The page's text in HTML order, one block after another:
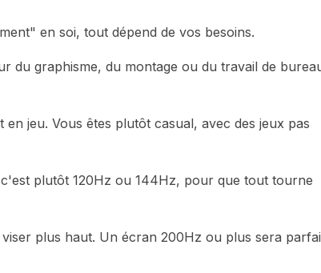
en soi, tout dépend de vos besoins.
du graphisme, du montage ou du travail de
jeu. Vous êtes plutôt casual, avec des jeux pas
plutôt 120Hz ou 144Hz, pour que tout tourne
plus haut. Un écran 200Hz ou plus sera